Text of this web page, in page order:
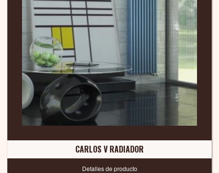
CARLOS V RADIADOR
Detalles de producto